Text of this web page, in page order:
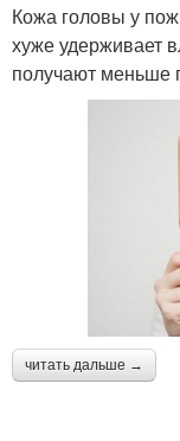
Кожа головы у
хуже удерживает
получают меньше
читать дальше →